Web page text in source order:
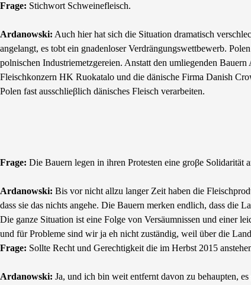
Frage: Stichwort Schweinefleisch.
Ardanowski: Auch hier hat sich die Situation dramatisch
angelangt, es tobt ein gnadenloser Verdrängungswettbewerb.
polnischen Industriemetzgereien. Anstatt den umliegenden
Fleischkonzern HK Ruokatalo und die dänische Firma Danish
Polen fast ausschlieβlich dänisches Fleisch verarbeiten.
Frage: Die Bauern legen in ihren Protesten eine groβe Solidarität
Ardanowski: Bis vor nicht allzu langer Zeit haben die
dass sie das nichts angehe. Die Bauern merken endlich, dass
Die ganze Situation ist eine Folge von Versäumnissen und einer
und für Probleme sind wir ja eh nicht zuständig, weil über die
Frage: Sollte Recht und Gerechtigkeit die im Herbst 2015
Ardanowski: Ja, und ich bin weit entfernt davon zu behaupten,